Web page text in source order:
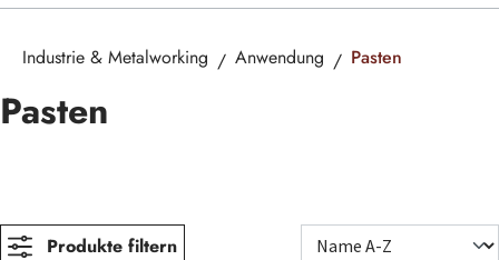
Industrie & Metalworking Anwendung Pasten
Pasten
Produkte filtern